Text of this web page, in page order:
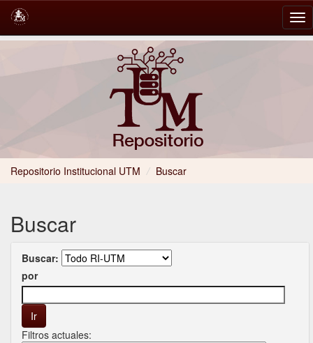
Repositorio Institucional UTM / Buscar
Buscar
Buscar:
por
Filtros actuales: